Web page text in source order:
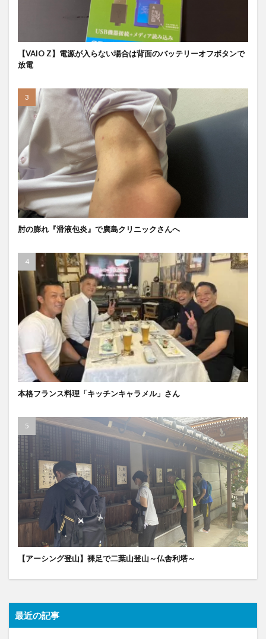
【VAIO Z】電源が入らない場合は背面のバッテリーオフボタンで
放電
肘の膨れ『滑液包炎』で廣島クリニックさんへ
本格フランス料理「キッチンキャラメル」さん
【アーシング登山】裸足で二葉山登山～仏舎利塔～
最近の記事